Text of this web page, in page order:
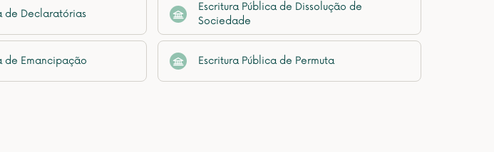
de Declaratórias
Escritura Pública de Dissolução de
Sociedade
de Emancipação Escritura Pública de Permuta